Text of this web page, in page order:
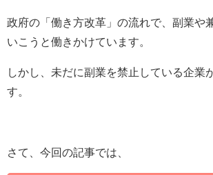
政府の「働き方改革」の流れで、副業や
いこうと働きかけています。
しかし、未だに副業を禁止している企業
す。
さて、今回の記事では、